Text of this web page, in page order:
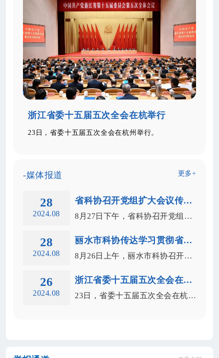
浙江省委十五届五次全会在杭举行
23日，省委十五届五次全会在杭州举行。
-媒体报道 更多+
28
2024.08
省科协召开党组扩大会议传达学习贯彻省委十五届五次全会精神
8月27日下午，省科协召开党组扩大会议，专题传达学习贯彻省委...
28
2024.08
丽水市科协传达学习贯彻省委十五届五次全会精神
8月26日上午，丽水市科协召开会议传达学习贯彻省委十五届五次...
26
2024.08
浙江省委十五届五次全会在杭举行
23日，省委十五届五次全会在杭州举行。